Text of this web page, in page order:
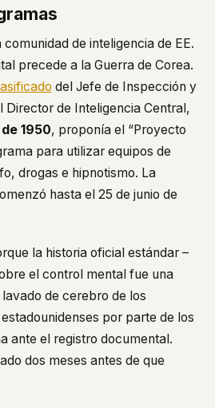
de inteligencia de EE.
precede a la Guerra de Corea.
del Jefe de Inspección y
Director de Inteligencia Central,
1950, proponía el “Proyecto
para utilizar equipos de
drogas e hipnotismo. La
hasta el 25 de junio de
la historia oficial estándar –
el control mental fue una
de cerebro de los
por parte de los
ante el registro documental.
dos meses antes de que